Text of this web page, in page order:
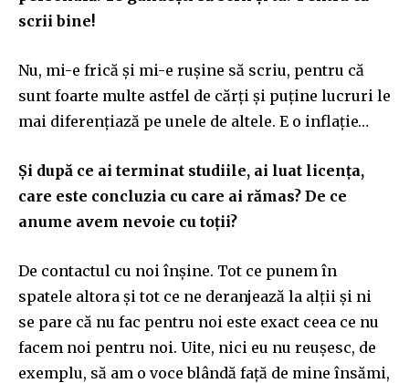
scrii bine!
Nu, mi-e frică și mi-e rușine să scriu, pentru că
sunt foarte multe astfel de cărți și puține lucruri le
mai diferențiază pe unele de altele. E o inflație…
Și după ce ai terminat studiile, ai luat licența,
care este concluzia cu care ai rămas? De ce
anume avem nevoie cu toții?
De contactul cu noi înșine. Tot ce punem în
spatele altora și tot ce ne deranjează la alții și ni
se pare că nu fac pentru noi este exact ceea ce nu
facem noi pentru noi. Uite, nici eu nu reușesc, de
exemplu, să am o voce blândă față de mine însămi,